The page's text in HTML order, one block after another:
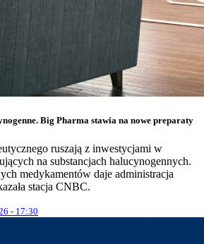
Big Pharma stawia na nowe preparaty
ruszają z inwestycjami w
na substancjach halucynogennych.
medykamentów daje administracja
stacja CNBC.
- 17:30